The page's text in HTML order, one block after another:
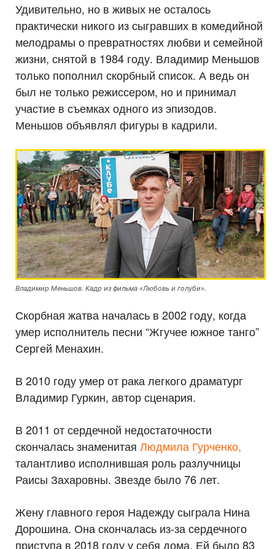
Удивительно, но в живых не осталось
практически никого из сыгравших в комедийной
мелодрамы о превратностях любви и семейной
жизни, снятой в 1984 году. Владимир Меньшов
только пополнил скорбный список. А ведь он
был не только режиссером, но и принимал
участие в съемках одного из эпизодов.
Меньшов объявлял фигуры в кадрили.
Владимир Меньшов. Кадр из фильма «Любовь и голуби».
Скорбная жатва началась в 2002 году, когда
умер исполнитель песни “Жгучее южное танго”
Сергей Менахин.
В 2010 году умер от рака легкого драматург
Владимир Гуркин, автор сценария.
В 2011 от сердечной недостаточности
скончалась знаменитая Людмила Гурченко,
талантливо исполнившая роль разлучницы
Раисы Захаровны. Звезде было 76 лет.
Жену главного героя Надежду сыграла Нина
Дорошина. Она скончалась из-за сердечного
приступа в 2018 году у себя дома. Ей было 83